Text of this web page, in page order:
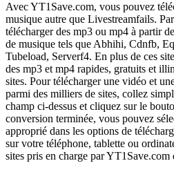
Avec YT1Save.com, vous pouvez
musique autre que Livestreamfails.
télécharger des mp3 ou mp4 à partir
de musique tels que Abhihi, Cdnfb,
Tubeload, Serverf4. En plus de ces
des mp3 et mp4 rapides, gratuits et
sites. Pour télécharger une vidéo et
parmi des milliers de sites, collez
champ ci-dessus et cliquez sur le
conversion terminée, vous pouvez
approprié dans les options de
sur votre téléphone, tablette ou
sites pris en charge par YT1Save.com